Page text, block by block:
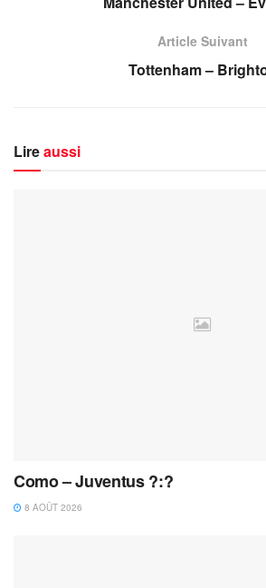
Article Suivant
Tottenham –
Lireaussi
Como – Juventus ?:?
8 AOÛT 2026